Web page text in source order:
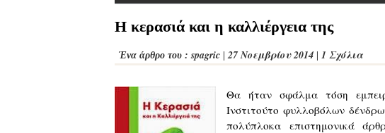
Η κερασιά και η καλλιέργεια της
Ένα άρθρο του :spagric |27 Νοεμβρίου 2014 1 Σχόλια
Θα ήταν σφάλμα τόση
Ινστιτούτο φυλλοβόλων
πολύπλοκα επιστημονικά